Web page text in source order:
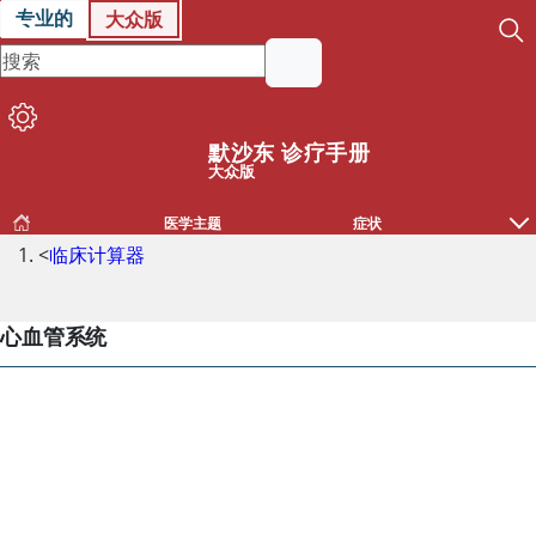
专业的 大众版
默沙东 诊疗手册
大众版
医学主题 症状
<临床计算器
心血管系统